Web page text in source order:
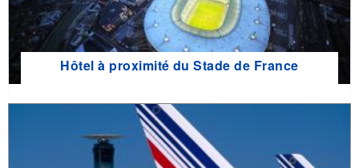
Hôtel à proximité du Stade de France